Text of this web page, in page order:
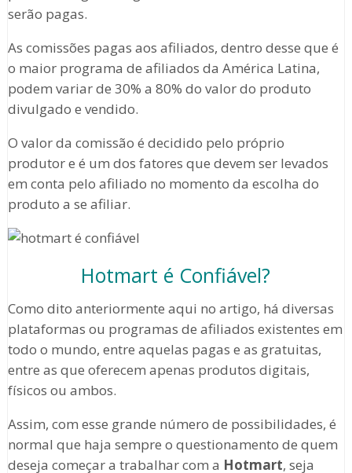
serão pagas.
As comissões pagas aos afiliados, dentro desse que é
o maior programa de afiliados da América Latina,
podem variar de 30% a 80% do valor do produto
divulgado e vendido.
O valor da comissão é decidido pelo próprio
produtor e é um dos fatores que devem ser levados
em conta pelo afiliado no momento da escolha do
produto a se afiliar.
Hotmart é Confiável?
Como dito anteriormente aqui no artigo, há diversas
plataformas ou programas de afiliados existentes em
todo o mundo, entre aquelas pagas e as gratuitas,
entre as que oferecem apenas produtos digitais,
físicos ou ambos.
Assim, com esse grande número de possibilidades, é
normal que haja sempre o questionamento de quem
deseja começar a trabalhar com a Hotmart, seja